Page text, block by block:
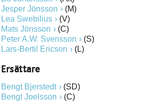
Jesper Jönsson
(M)
Lea Swebilius
(V)
Mats Jönsson
(C)
Peter A.W. Svensson
(S)
Lars-Bertil Ericson
(L)
Ersättare
Bengt Bjerstedt
(SD)
Bengt Joelsson
(C)